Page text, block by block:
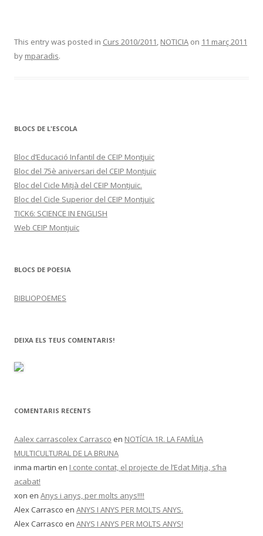
This entry was posted in Curs 2010/2011, NOTICIA on 11 març 2011
by mparadis.
BLOCS DE L'ESCOLA
Bloc d’Educació Infantil de CEIP Montjuïc
Bloc del 75è aniversari del CEIP Montjuïc
Bloc del Cicle Mitjà del CEIP Montjuïc.
Bloc del Cicle Superior del CEIP Montjuïc
TICK6: SCIENCE IN ENGLISH
Web CEIP Montjuïc
BLOCS DE POESIA
BIBLIOPOEMES
DEIXA ELS TEUS COMENTARIS!
COMENTARIS RECENTS
Aalex carrascolex Carrasco en NOTÍCIA 1R. LA FAMÍLIA
MULTICULTURAL DE LA BRUNA
inma martin en I conte contat, el projecte de l’Edat Mitja, s’ha
acabat!
xon en Anys i anys, per molts anys!!!!
Alex Carrasco en ANYS I ANYS PER MOLTS ANYS.
Alex Carrasco en ANYS I ANYS PER MOLTS ANYS!